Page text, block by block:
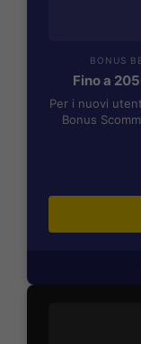
BONUS
Fino a
Per i nuovi
Bonus